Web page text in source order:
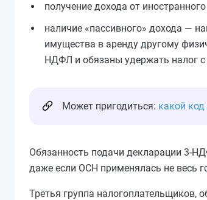
получение дохода от
наличие «пассивного» дохода —
имущества в аренду другому
НДФЛ и обязаны удержать налог
Может пригодиться: какой
Обязанность подачи декларации 3-
даже если ОСН применялась не весь
Третья группа